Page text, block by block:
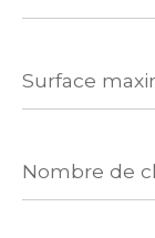
maximum
de
chambres
minimum